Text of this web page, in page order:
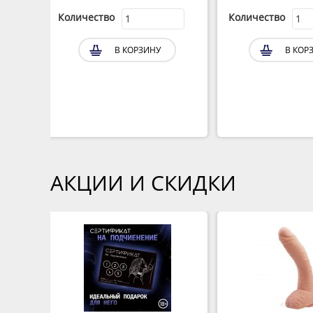
Количество
В КОРЗИНУ
Количество
В
АКЦИИ И СКИДКИ